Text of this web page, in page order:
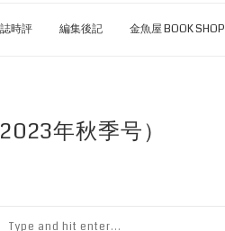
時評 編集後記 金魚屋 BOOK SHOP
年秋季号）